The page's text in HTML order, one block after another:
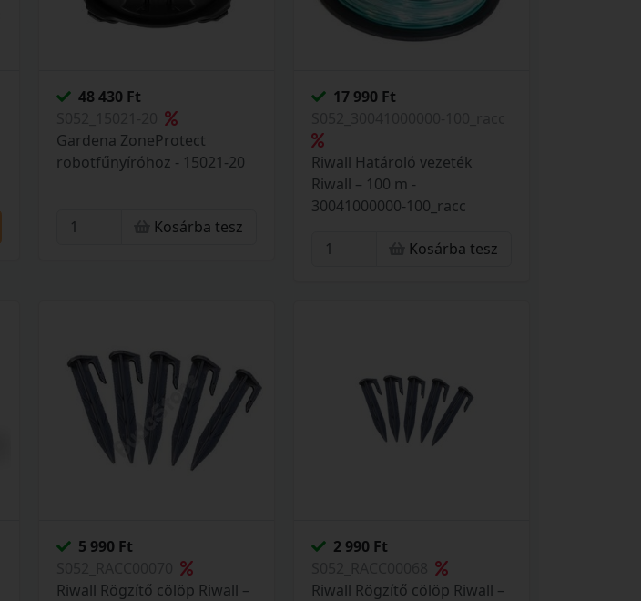
48 430 Ft
Gardena ZoneProtect
robotfűnyíróhoz - 15021-20
Kosárba tesz
17 990 Ft
Riwall Határoló vezeték
Riwall – 100 m -
30041000000-100_racc
Kosárba tesz
5 990 Ft
Riwall Rögzítő cölöp Riwall –
2 990 Ft
Riwall Rögzítő cölöp Riwall –